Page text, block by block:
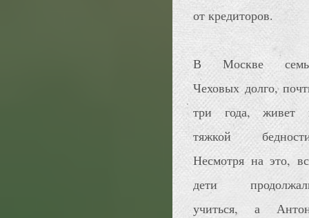
от кредиторов.
В Москве
Чеховых долго,
три года, живет
тяжкой
Несмотря на это,
дети
учиться, а